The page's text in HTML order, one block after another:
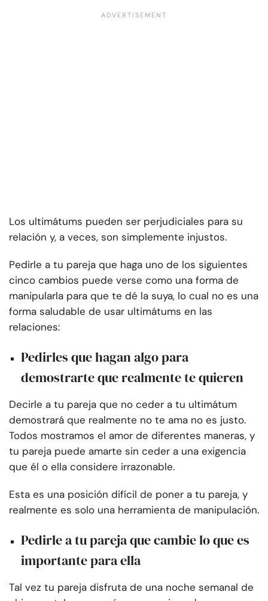
Los ultimátums pueden ser perjudiciales para su
relación y, a veces, son simplemente injustos.
Pedirle a tu pareja que haga uno de los siguientes
cinco cambios puede verse como una forma de
manipularla para que te dé la suya, lo cual no es una
forma saludable de usar ultimátums en las
relaciones:
Pedirles que hagan algo para
demostrarte que realmente te quieren
Decirle a tu pareja que no ceder a tu ultimátum
demostrará que realmente no te ama no es justo.
Todos mostramos el amor de diferentes maneras, y
tu pareja puede amarte sin ceder a una exigencia
que él o ella considere irrazonable.
Esta es una posición difícil de poner a tu pareja, y
realmente es solo una herramienta de manipulación.
Pedirle a tu pareja que cambie lo que es
importante para ella
Tal vez tu pareja disfruta de una noche semanal de